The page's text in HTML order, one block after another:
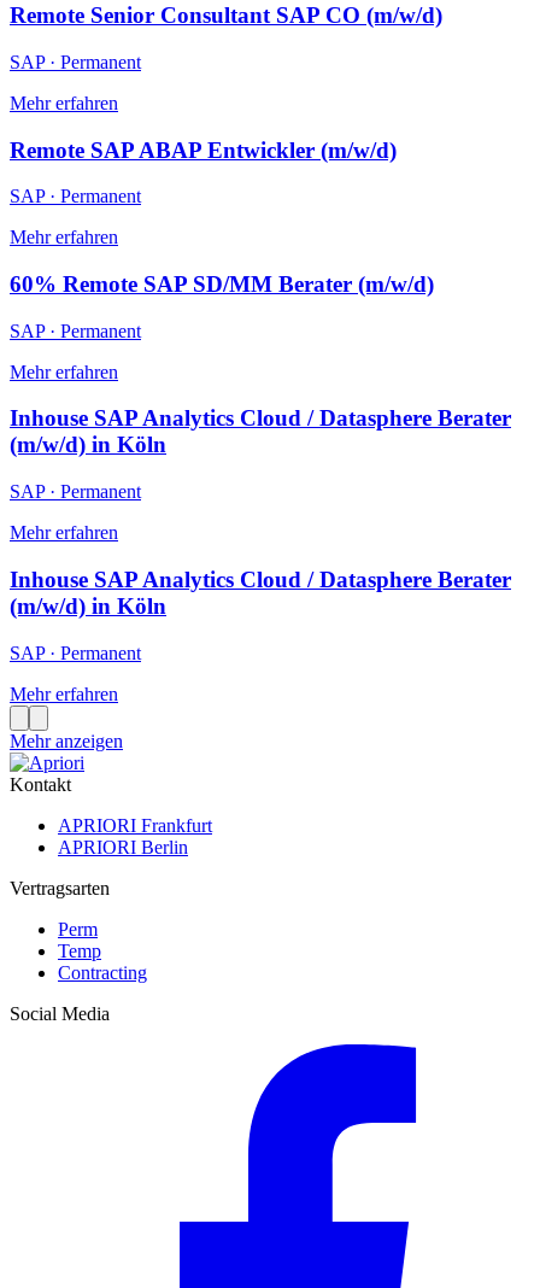
Remote Senior Consultant SAP CO (m/w/d)
SAP · Permanent
Mehr erfahren
Remote SAP ABAP Entwickler (m/w/d)
SAP · Permanent
Mehr erfahren
60% Remote SAP SD/MM Berater (m/w/d)
SAP · Permanent
Mehr erfahren
Inhouse SAP Analytics Cloud / Datasphere Berater
(m/w/d) in Köln
SAP · Permanent
Mehr erfahren
Inhouse SAP Analytics Cloud / Datasphere Berater
(m/w/d) in Köln
SAP · Permanent
Mehr erfahren
Mehr anzeigen
Kontakt
APRIORI Frankfurt
APRIORI Berlin
Vertragsarten
Perm
Temp
Contracting
Social Media